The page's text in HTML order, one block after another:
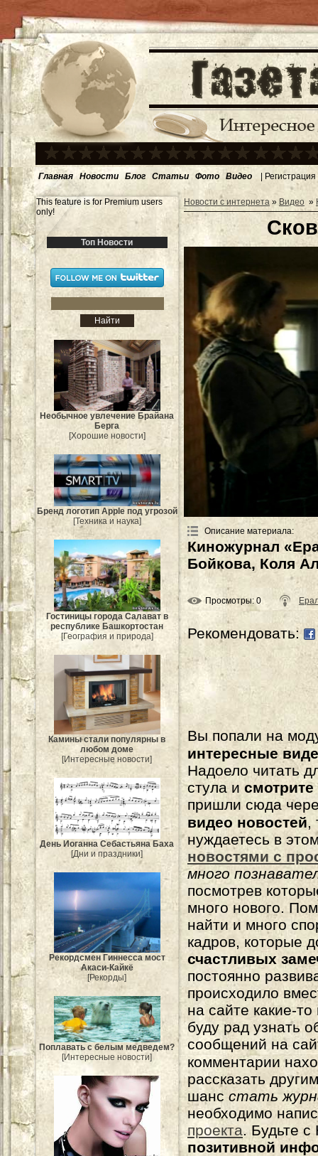
Главная Новости Блог Статьи Фото Видео | Регистрация
This feature is for Premium users
only!
Топ Новости
Необычное увлечение Брайана
Берга
[Хорошие новости]
Бренд логотип Apple под угрозой
[Техника и наука]
Гостиницы города Салават в
республике Башкортостан
[География и природа]
Камины стали популярны в
любом доме
[Интересные новости]
День Иоганна Себастьяна Баха
[Дни и праздники]
Рекордсмен Гиннесса мост
Акаси-Кайкё
[Рекорды]
Поплавать с белым медведем?
[Интересные новости]
Новости с интернета » Видео »
Описание материала:
Киножурнал
Бойкова, Коля
Просмотры: 0
Рекомендовать:
Вы попали на
интересные
Надоело читать
стула и
пришли сюда
видео новостей,
нуждаетесь в
новостями с
много
посмотрев
много нового.
найти и много
кадров, которые
счастливых
постоянно
происходило
на сайте какие-
буду рад узнать
сообщений на
комментарии
рассказать
шанс стать
необходимо
проекта. Будьте
позитивной